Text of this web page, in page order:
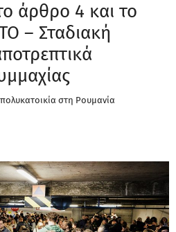
άρθρο 4 και το
– Σταδιακή
στη Ρουμανία